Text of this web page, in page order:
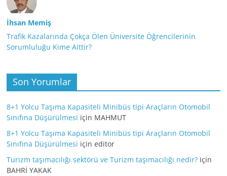
İhsan Memiş
Trafik Kazalarında Çokça Ölen Üniversite Öğrencilerinin
Sorumluluğu Kime Aittir?
Son Yorumlar
8+1 Yolcu Taşıma Kapasiteli Minibüs tipi Araçların Otomobil
Sınıfına Düşürülmesi için MAHMUT
8+1 Yolcu Taşıma Kapasiteli Minibüs tipi Araçların Otomobil
Sınıfına Düşürülmesi içineditor
Turizm taşımacılığı sektörü ve Turizm taşımacılığı nedir? için
BAHRİ YAKAK